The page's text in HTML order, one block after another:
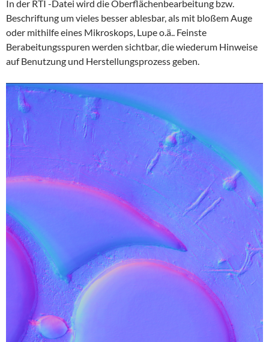
In der RTI -Datei wird die Oberflächenbearbeitung bzw.
Beschriftung um vieles besser ablesbar, als mit bloßem Auge
oder mithilfe eines Mikroskops, Lupe o.ä.. Feinste
Berabeitungsspuren werden sichtbar, die wiederum Hinweise
auf Benutzung und Herstellungsprozess geben.